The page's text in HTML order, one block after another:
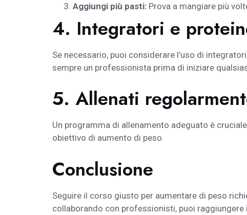
Aggiungi più pasti: Prova a mangiare più
4. Integratori e
Se necessario, puoi considerare l’uso di
sempre un professionista prima di iniziare
5. Allenati
Un programma di allenamento adeguato è
obiettivo di aumento di peso.
Conclusione
Seguire il corso giusto per aumentare di peso
collaborando con professionisti, puoi